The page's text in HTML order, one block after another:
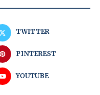
TWITTER
PINTEREST
YOUTUBE